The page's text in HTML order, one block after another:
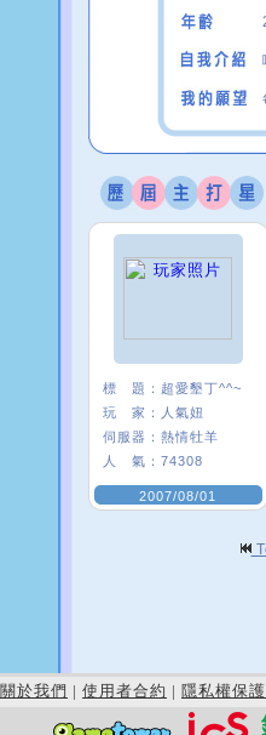
標 題： 超愛墾丁^^~
玩 家：
人氣妞
伺服器： 熱情牡羊
人 氣： 74308
2007/08/01
關於我們 | 使用者合約 | 隱私權保護